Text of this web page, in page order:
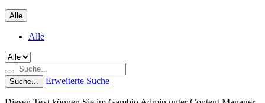
Alle
Alle
Suche... Erweiterte Suche